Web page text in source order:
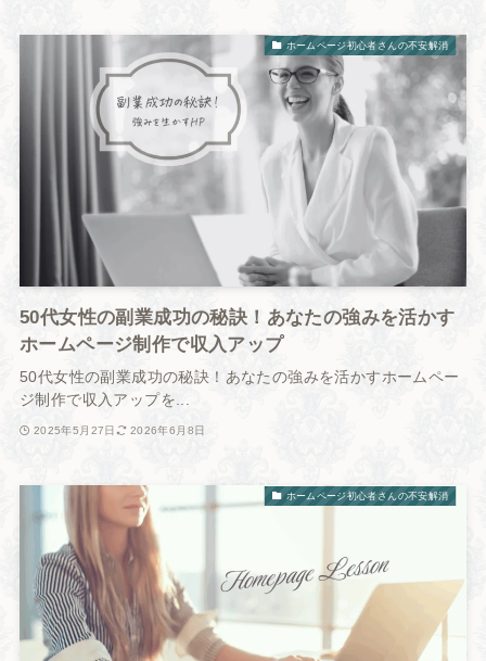
ホームページ初心者さんの不安解消
50代女性の副業成功の秘訣！あなたの強みを活かす
ホームページ制作で収入アップ
50代女性の副業成功の秘訣！あなたの強みを活かすホームペー
ジ制作で収入アップを...
2025年5月27日 2026年6月8日
ホームページ初心者さんの不安解消